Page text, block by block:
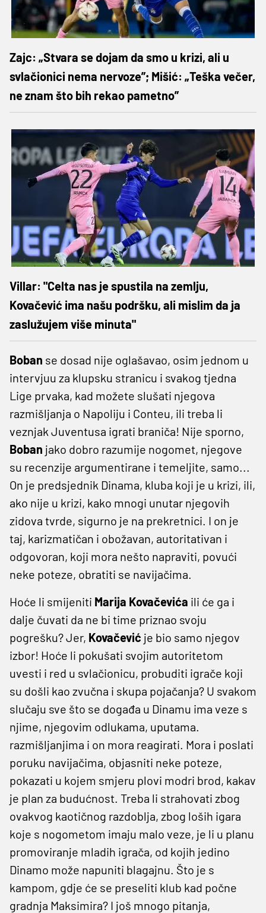
Zajc: „Stvara se dojam da smo u krizi, ali u
svlačionici nema nervoze”; Mišić: „Teška večer,
ne znam što bih rekao pametno”
Villar: "Celta nas je spustila na zemlju,
Kovačević ima našu podršku, ali mislim da ja
zaslužujem više minuta"
Boban se dosad nije oglašavao, osim jednom u
intervjuu za klupsku stranicu i svakog tjedna
Lige prvaka, kad možete slušati njegova
razmišljanja o Napoliju i Conteu, ili treba li
veznjak Juventusa igrati braniča! Nije sporno,
Boban jako dobro razumije nogomet, njegove
su recenzije argumentirane i temeljite, samo...
On je predsjednik Dinama, kluba koji je u krizi, ili,
ako nije u krizi, kako mnogi unutar njegovih
zidova tvrde, sigurno je na prekretnici. I on je
taj, karizmatičan i obožavan, autoritativan i
odgovoran, koji mora nešto napraviti, povući
neke poteze, obratiti se navijačima.
Hoće li smijeniti Marija Kovačevića ili će ga i
dalje čuvati da ne bi time priznao svoju
pogrešku? Jer, Kovačević je bio samo njegov
izbor! Hoće li pokušati svojim autoritetom
uvesti i red u svlačionicu, probuditi igrače koji
su došli kao zvučna i skupa pojačanja? U svakom
slučaju sve što se događa u Dinamu ima veze s
njime, njegovim odlukama, uputama.
razmišljanjima i on mora reagirati. Mora i poslati
poruku navijačima, objasniti neke poteze,
pokazati u kojem smjeru plovi modri brod, kakav
je plan za budućnost. Treba li strahovati zbog
ovakvog kaotičnog razdoblja, zbog loših igara
koje s nogometom imaju malo veze, je li u planu
promoviranje mladih igrača, od kojih jedino
Dinamo može napuniti blagajnu. Što je s
kampom, gdje će se preseliti klub kad počne
gradnja Maksimira? I još mnogo pitanja,